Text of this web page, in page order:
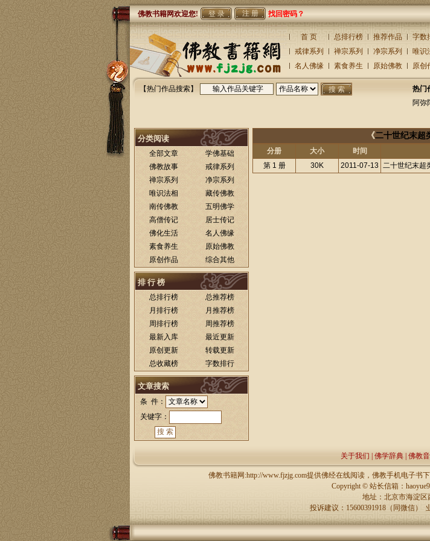
佛教书籍网欢迎您! 注 册 找回密码？
首 页 总排行榜 推荐作品 字数
戒律系列
禅宗系列 净宗系列 唯识
名人佛缘
素食养生 原始佛教 原创
【热门作品搜索】 热门
阿弥
分类阅读
全部文章
学佛基础
佛教故事
戒律系列
禅宗系列
净宗系列
唯识法相
藏传佛教
南传佛教
五明佛学
高僧传记
居士传记
佛化生活
名人佛缘
素食养生
原始佛教
原创作品
综合其他
排 行 榜
总排行榜
总推荐榜
月排行榜
月推荐榜
周排行榜
周推荐榜
最新入库
最近更新
原创更新
转载更新
总收藏榜
字数排行
文章搜索
条 件：
关键字：
《二十世纪末超
分册 大小 时间
第 1 册
30K 2011-07-13 二十世纪末超
关于我们 佛学辞典 佛教
佛教书籍网:http://www.fjzjg.com提供佛经在线阅读，佛教手机电子书
Copyright © 站长信箱：
地址：北京市海淀区
投诉建议：15600391918（同微信）